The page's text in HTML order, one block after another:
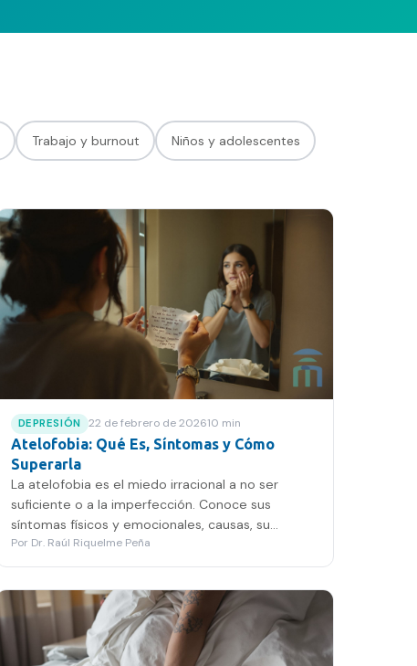
Trabajo y burnout Niños y adolescentes
DEPRESIÓN 22 de febrero de 202610 min
Atelofobia: Qué Es, Síntomas y Cómo
Superarla
La atelofobia es el miedo irracional a no ser
suficiente o a la imperfección. Conoce sus
síntomas físicos y emocionales, causas, su
relación con la depresión y cómo superarla con
apoyo psicológico profesional.
Por Dr. Raúl Riquelme Peña